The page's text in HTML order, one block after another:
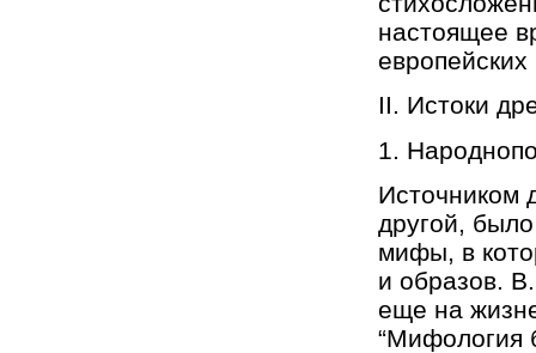
настоящее
II. Истоки
1.
Источником
другой,
мифы, в
и образов.
еще на
“Мифология